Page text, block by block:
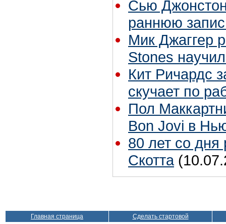
Сью
раннюю
Мик Джаггер
Stones
Кит Ричардс
скучает по
Пол
Bon Jovi в
80 лет со
Скотта
Главная страница Сделать стартовой